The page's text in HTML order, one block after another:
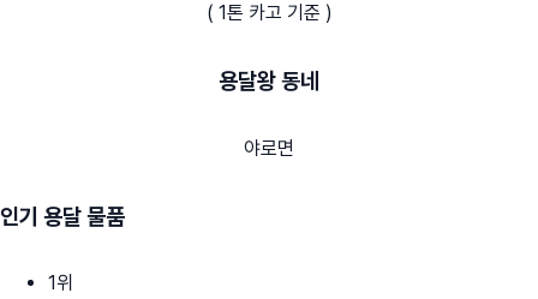
( 1톤 카고 기준 )
용달왕 동네
야로면
인기 용달 물품
1위